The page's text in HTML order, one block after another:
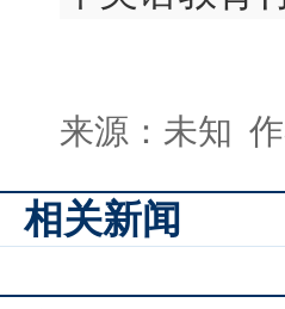
来源：未知
相关新闻